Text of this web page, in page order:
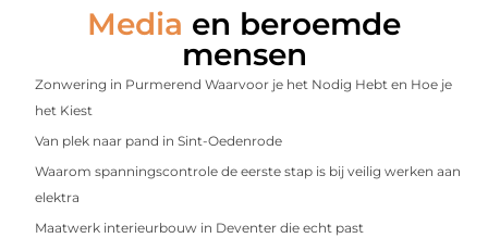
Media en beroemde
mensen
Zonwering in Purmerend Waarvoor je het Nodig Hebt en Hoe je
het Kiest
Van plek naar pand in Sint-Oedenrode
Waarom spanningscontrole de eerste stap is bij veilig werken aan
elektra
Maatwerk interieurbouw in Deventer die echt past